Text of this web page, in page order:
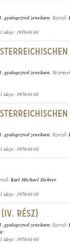
gyalogezred zenekara; Szerző:
ideje: 1970-01-01
gyalogezred zenekara,
ideje: 1970-01-01
gyalogezred zenekara; Szerző:
ideje: 1970-01-01
Karl Michael Ziehrer
ideje: 1970-01-01
gyalogezred zenekara; Szerző:
;
ideje: 1970-01-01